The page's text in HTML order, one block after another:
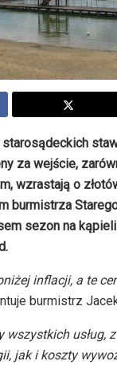
za wejście,
wzrastają o
burmistrza
sezon na
inflacji, a te
burmistrz
wszystkich usług,
jak i koszty